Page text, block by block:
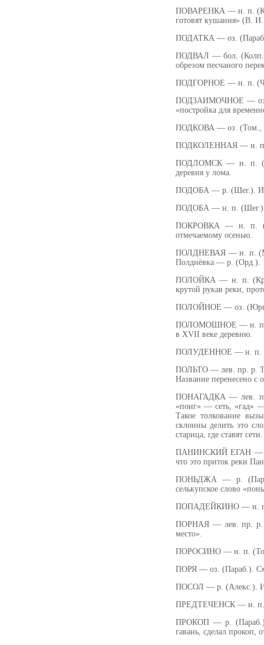
ПОВАРЕНКА — н. п.
готовят кушания» (В.
ПОДАТКА — оз.
ПОДВАЛ — бол.
обрезом песчаного
ПОДГОРНОЕ — н. п.
ПОДЗАИМОЧНОЕ — оз.
«постройка для
ПОДКОВА — оз. (Том.,
ПОДКОЛЕННАЯ — н. п.
ПОДЛОМСК — н. п.
деревня у лома.
ПОДОБА — р. (Шег.). Из
ПОДОБА — н. п.
ПОКРОВКА — н. п.
отмечаемому осенью.
ПОЛДНЕВАЯ — н. п.
Полднёвка — р. (Орд.).
ПОЛОЙКА — н. п. (Кр.).
крутой рукав реки,
ПОЛОЙНОЕ — оз. (Юрг.,
ПОЛОМОШНОЕ — н. п.
в XVII веке деревню.
ПОЛУДЕННОЕ — н. п.
ПОЛЬТО — лев. пр. р.
Название перенесено с
ПОНАГАДКА — лев. пр.
«понг» — сеть, «гад»
Такое толкование
склонны делить это
старица, где ставят сети.
ПАНИНСКИЙ ЕГАН —
что это приток реки
ПОНЬДЖА — р. (Параб.,
селькупское слово
ПОПАДЕЙКИНО — н. п.
ПОРНАЯ — лев. пр. р.
место».
ПОРОСИНО — н. п.
ПОРЯ — оз. (Параб.).
ПОСОЛ — р. (Алекс.).
ПРЕДТЕЧЕНСК — н. п.
ПРОКОП — р. (Параб.).
гавань, сделал прокоп,